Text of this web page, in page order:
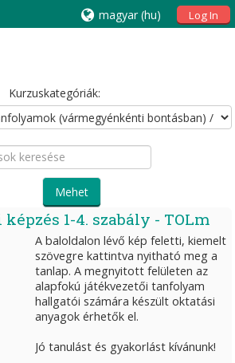
Log In
magyar ‎(hu)‎
Kurzuskategóriák:
Mehet
1-4. szabály - TOLm
A baloldalon lévő kép feletti, kiemelt
szövegre kattintva nyitható meg a
tanlap. A megnyitott felületen az
alapfokú játékvezetői tanfolyam
hallgatói számára készült oktatási
anyagok érhetők el.
Jó tanulást és gyakorlást kívánunk!